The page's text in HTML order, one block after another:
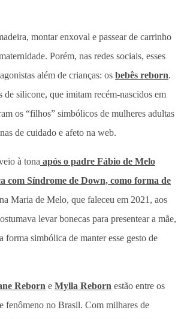
montar enxoval e passear de carrinho
Porém, nas redes sociais, esses
além de crianças: os bebês reborn.
de silicone, que imitam recém-nascidos em
os “filhos” simbólicos de mulheres adultas
de cuidado e afeto na web.
à tona após o padre Fábio de Melo
com Síndrome de Down, como forma de
Maria de Melo, que faleceu em 2021, aos
levar bonecas para presentear a mãe,
forma simbólica de manter esse gesto de
Reborn e Mylla Reborn estão entre os
fenômeno no Brasil. Com milhares de